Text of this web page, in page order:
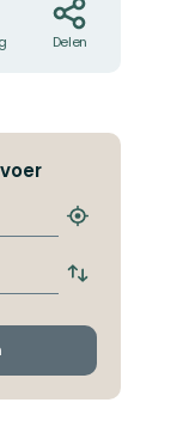
Delen
Zoek
halte
Wissel
en